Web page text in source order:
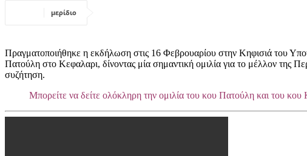
μερίδιο
Πραγματοποιήθηκε η εκδήλωση στις 16 Φεβρουαρίου στην Κηφισιά του
Πατούλη στο Κεφαλαρι, δίνοντας μία σημαντική ομιλία για το μέλλον της
συζήτηση.
Μπορείτε να δείτε ολόκληρη την ομιλία του κου Πατούλη και του